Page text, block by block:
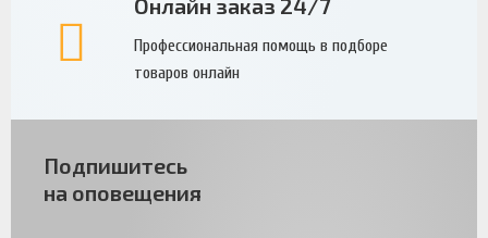
Онлайн заказ 24/7
Профессиональная помощь в подборе
товаров онлайн
Подпишитесь
на оповещения